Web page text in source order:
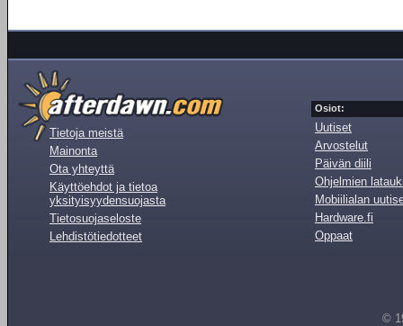
Tietoja meistä
Mainonta
Ota yhteyttä
Käyttöehdot ja tietoa
yksityisyydensuojasta
Tietosuojaseloste
Lehdistötiedotteet
Osiot:
Uutiset
Arvostelut
Päivän diili
Ohjelmien
Mobiilialan
Hardware.fi
Oppaat
©